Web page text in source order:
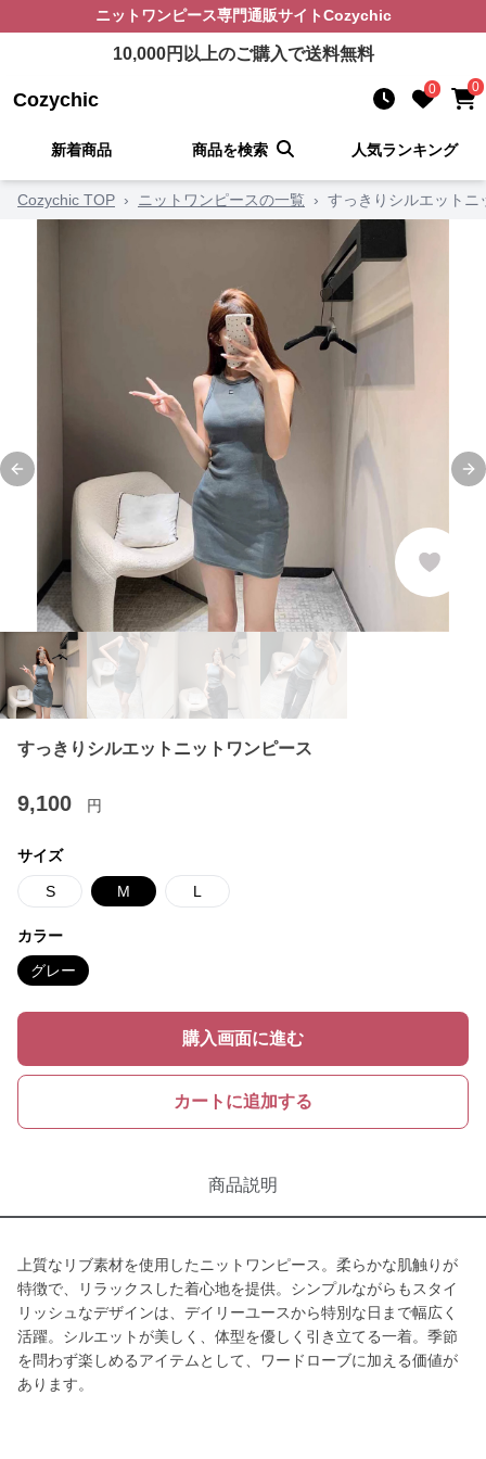
ニットワンピース専門通販サイトCozychic
10,000円以上のご購入で送料無料
Cozychic 0 0
新着商品 商品を検索 人気ランキング
Cozychic TOP › ニットワンピースの一覧 › すっきりシルエットニ
Previous slide
すっきりシルエットニットワンピース
9,100 円
サイズ
S M L
カラー
グレー
購入画面に進む
カートに追加する
商品説明
上質なリブ素材を使用したニットワンピース。柔らかな肌触りが
特徴で、リラックスした着心地を提供。シンプルながらもスタイ
リッシュなデザインは、デイリーユースから特別な日まで幅広く
活躍。シルエットが美しく、体型を優しく引き立てる一着。季節
を問わず楽しめるアイテムとして、ワードローブに加える価値が
あります。